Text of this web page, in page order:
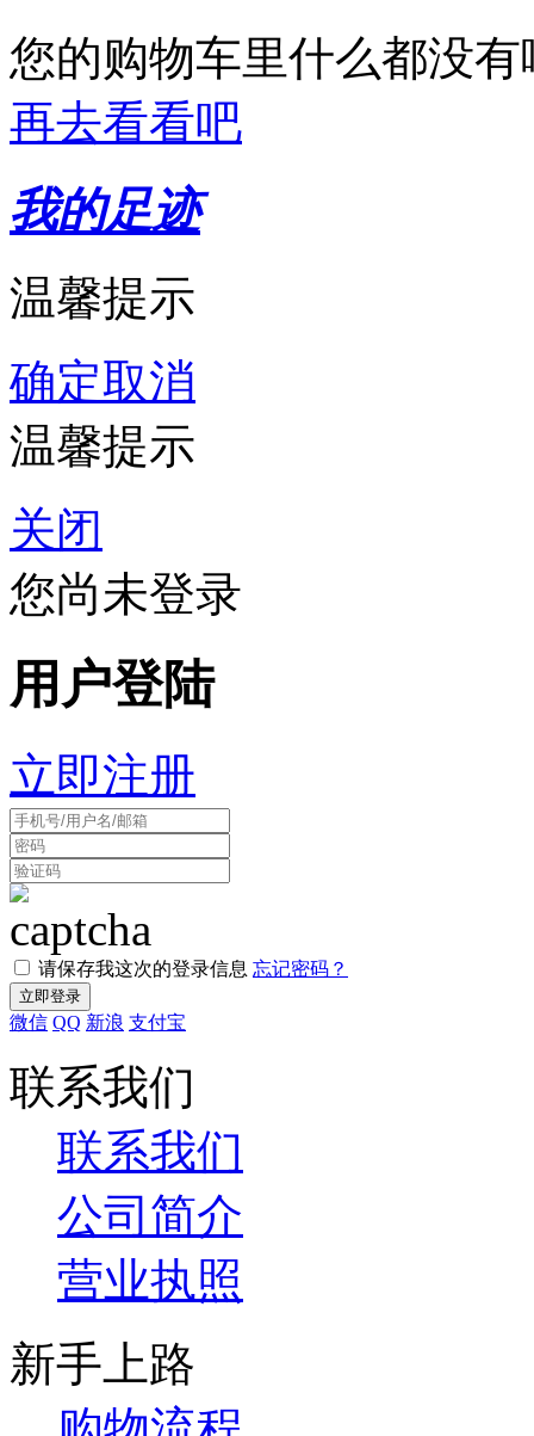
您的购物车里什么都没有
再去看看吧
我的足迹
温馨提示
确定取消
温馨提示
关闭
您尚未登录
用户登陆
立即注册
请保存我这次的登录信息 忘记密码？
微信 QQ 新浪 支付宝
联系我们
联系我们
公司简介
营业执照
新手上路